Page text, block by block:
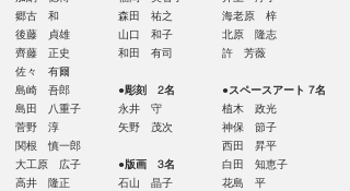
郷古 和
後藤 貞雄
齊藤 正史
佐々 有爾
島崎 吾郎
島田 八重子
菅野 淳
関根 慎一郎
大工原 広子
高井 隆正
森田 祐之
山口 和子
和田 有司
●彫刻 2名
永井 守
矢野 茂次
●版画 3名
石山 晶子
海老原 梓
北原 隆志
許 芳薇
●スペースアート 7名
植木 政光
神保 節子
西田 昇平
白田 知恵子
花島 平